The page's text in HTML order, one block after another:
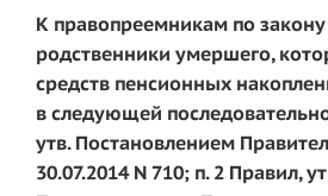
К правопреемникам по закону
родственники умершего,
средств пенсионных
в следующей
утв. Постановлением
30.07.2014 N 710; п. 2 Правил,